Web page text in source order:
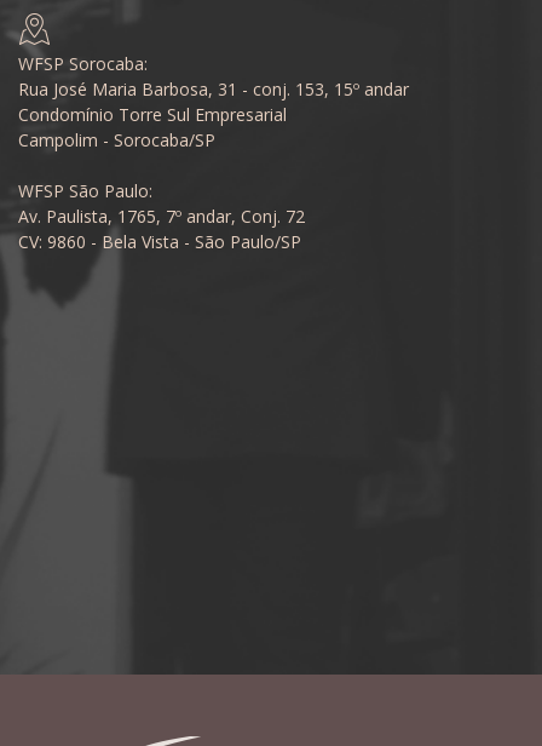
WFSP Sorocaba:
Rua José Maria Barbosa, 31 - conj. 153, 15º andar
Condomínio Torre Sul Empresarial
Campolim - Sorocaba/SP
WFSP São Paulo:
Av. Paulista, 1765, 7º andar, Conj. 72
CV: 9860 - Bela Vista - São Paulo/SP